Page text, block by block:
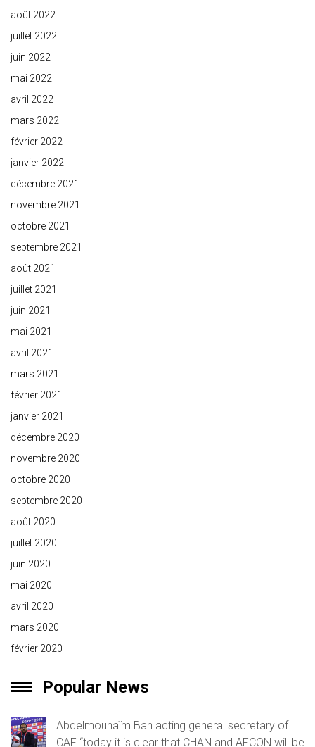
août 2022
juillet 2022
juin 2022
mai 2022
avril 2022
mars 2022
février 2022
janvier 2022
décembre 2021
novembre 2021
octobre 2021
septembre 2021
août 2021
juillet 2021
juin 2021
mai 2021
avril 2021
mars 2021
février 2021
janvier 2021
décembre 2020
novembre 2020
octobre 2020
septembre 2020
août 2020
juillet 2020
juin 2020
mai 2020
avril 2020
mars 2020
février 2020
Popular News
Abdelmounaïm Bah acting general secretary of
CAF “today it is clear that CHAN and AFCON will be